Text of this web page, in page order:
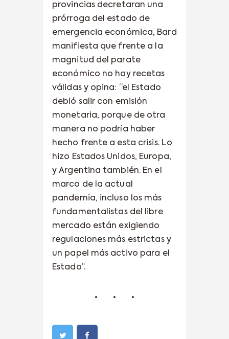
provincias decretaran una
prórroga del estado de
emergencia económica, Bard
manifiesta que frente a la
magnitud del parate
económico no hay recetas
válidas y opina: “el Estado
debió salir con emisión
monetaria, porque de otra
manera no podría haber
hecho frente a esta crisis. Lo
hizo Estados Unidos, Europa,
y Argentina también. En el
marco de la actual
pandemia, incluso los más
fundamentalistas del libre
mercado están exigiendo
regulaciones más estrictas y
un papel más activo para el
Estado”.